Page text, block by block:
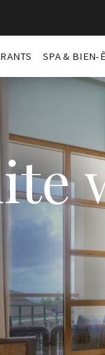
SPA & BIEN-